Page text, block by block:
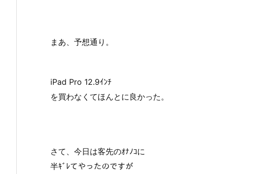
まあ、予想通り。
iPad Pro 12.9ｲﾝﾁ
を買わなくてほんとに良かった。
さて、今日は客先のｵﾅﾉｺに
半ｷﾞﾚてやったのですが